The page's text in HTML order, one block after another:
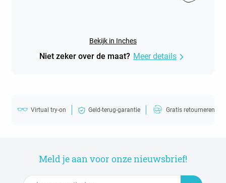
Bekijk in Inches
Niet zeker over de maat? Meer details
Virtual try-on Geld-terug-garantie Gratis retourneren
Meld je aan voor onze nieuwsbrief!